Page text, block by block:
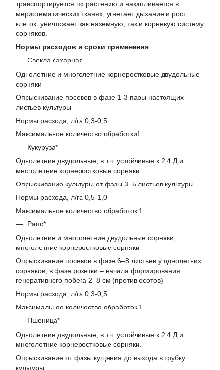
транспортируется по растению и накапливается в
меристематических тканях, угнетает дыхание и рост
клеток. уничтожает как наземную, так и корневую систему
сорняков.
Нормы расходов и сроки применения
Свекла сахарная
Однолетние и многолетние корнеростковые двудольные
сорняки
Опрыскивание посевов в фазе 1-3 пары настоящих
листьев культуры
Нормы расхода, л/га 0,3-0,5
Максимальное количество обработки1
Кукуруза*
Однолетние двудольные, в т.ч. устойчивые к 2,4 Д и
многолетние корнеростковые сорняки.
Опрыскивание культуры от фазы 3–5 листьев культуры
Нормы расхода, л/га 0,5-1,0
Максимальное количество обработок 1
Рапс*
Однолетние и многолетние двудольные сорняки,
многолетние корнеростковые сорняки
Опрыскивание посевов в фазе 6–8 листьев у однолетних
сорняков, в фазе розетки – начала формирования
генеративного побега 2–8 см (против осотов)
Нормы расхода, л/га 0,3-0,5
Максимальное количество обработок 1
Пшеница*
Однолетние двудольные, в т.ч. устойчивые к 2,4 Д и
многолетние корнеростковые сорняки.
Опрыскивание от фазы кущения до выхода в трубку
культуры